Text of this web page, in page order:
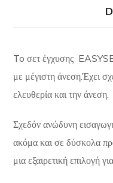
To σετ έγχυσης
με μέγιστη άνεση.Έχει
ελευθερία και την άνεση.
Σχεδόν ανώδυνη
ακόμα και σε δύσκολα
μια εξαιρετική επιλογή